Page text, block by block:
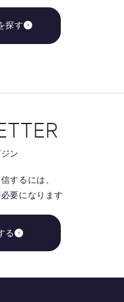
探す
ン
するには、
要になります
る